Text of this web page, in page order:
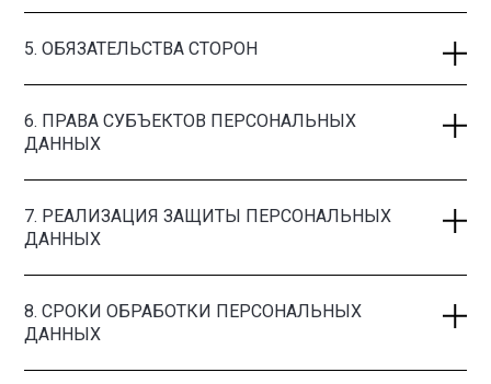
5. ОБЯЗАТЕЛЬСТВА СТОРОН
6. ПРАВА СУБЪЕКТОВ ПЕРСОНАЛЬНЫХ
ДАННЫХ
7. РЕАЛИЗАЦИЯ ЗАЩИТЫ ПЕРСОНАЛЬНЫХ
ДАННЫХ
8. СРОКИ ОБРАБОТКИ ПЕРСОНАЛЬНЫХ
ДАННЫХ